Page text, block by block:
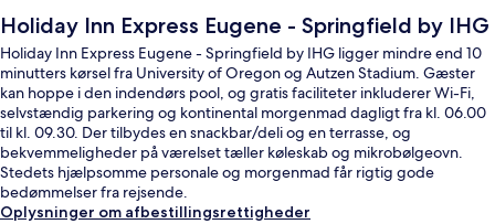
Holiday Inn Express Eugene - Springfield by IHG
Holiday Inn Express Eugene - Springfield by IHG ligger mindre end 10
minutters kørsel fra University of Oregon og Autzen Stadium. Gæster
kan hoppe i den indendørs pool, og gratis faciliteter inkluderer Wi-Fi,
selvstændig parkering og kontinental morgenmad dagligt fra kl. 06.00
til kl. 09.30. Der tilbydes en snackbar/deli og en terrasse, og
bekvemmeligheder på værelset tæller køleskab og mikrobølgeovn.
Stedets hjælpsomme personale og morgenmad får rigtig gode
bedømmelser fra rejsende.
Oplysninger om afbestillingsrettigheder